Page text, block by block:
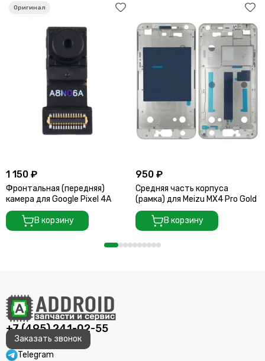
1 150 ₽
Фронтальная (передняя)
камера для Google Pixel 4A
В корзину
950 ₽
Средняя часть корпуса
(рамка) для Meizu MX4 Pro Gold
В корзину
+7 (495) 241-02-55
Заказать звонок
Telegram